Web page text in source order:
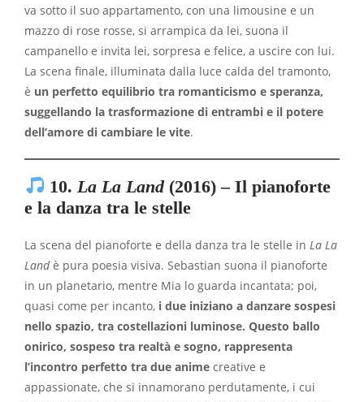
va sotto il suo appartamento, con una limousine e un
mazzo di rose rosse, si arrampica da lei, suona il
campanello e invita lei, sorpresa e felice, a uscire con lui.
La scena finale, illuminata dalla luce calda del tramonto,
è un perfetto equilibrio tra romanticismo e speranza,
suggellando la trasformazione di entrambi e il potere
dell’amore di cambiare le vite.
10. La La Land(2016) – Il pianoforte
e la danza tra le stelle
La scena del pianoforte e della danza tra le stelle in La La
Landè pura poesia visiva. Sebastian suona il pianoforte
in un planetario, mentre Mia lo guarda incantata; poi,
quasi come per incanto, i due iniziano a danzare sospesi
nello spazio, tra costellazioni luminose. Questo ballo
onirico, sospeso tra realtà e sogno, rappresenta
l’incontro perfetto tra due anime creative e
appassionate, che si innamorano perdutamente, i cui